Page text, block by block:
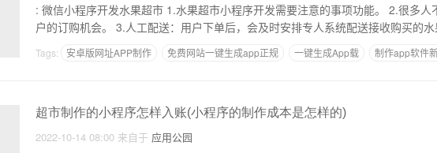
: 微信小程序开发水果超市 1.水果超市小程序开发需要注意的事项功能。 2.很多人不知道如何选择。从而增加用
户的订购机会。 3.人工配送：用户下单后，会及时安排专人系统配送接收购买的
Tags: 安卓版网址APP制作 免费网站一键生成app正规 一键生成App载 制作app软件
超市制作的小程序怎样入账(小程序的制作成本是怎样的)
2022-10-14 08:00 来自于 应用公园